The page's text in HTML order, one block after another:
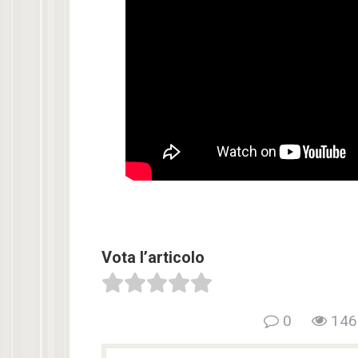
Vota l’articolo
0 146